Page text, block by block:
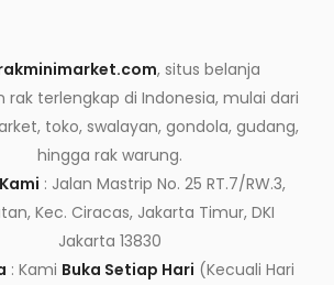
, situs belanja
rak terlengkap di Indonesia, mulai dari
toko, swalayan, gondola, gudang,
hingga rak warung.
: Jalan Mastrip No. 25 RT.7/RW.3,
Kec. Ciracas, Jakarta Timur, DKI
Jakarta 13830
: Kami Buka Setiap Hari (Kecuali Hari